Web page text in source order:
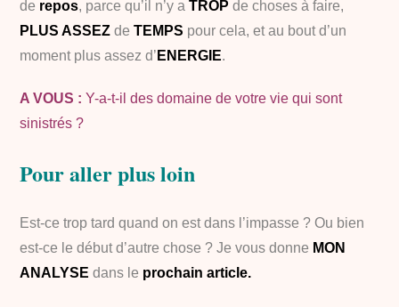
de repos, parce qu’il n’y aTROP de choses à faire,
PLUS ASSEZ deTEMPS pour cela, et au bout d’un
moment plus assez d’ ENERGIE.
A VOUS :Y-a-t-il des domaine de votre vie qui sont
sinistrés ?
Pour aller plus loin
Est-ce trop tard quand on est dans l’impasse ? Ou bien
est-ce le début d’autre chose ? Je vous donne MON
ANALYSE dans le prochain article.